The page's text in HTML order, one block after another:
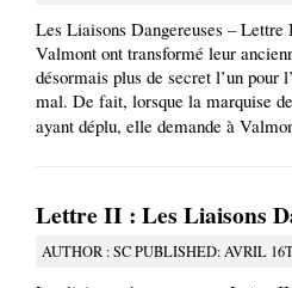
Les Liaisons Dangereuses –
Valmont ont transformé leur
désormais plus de secret l’un
mal. De fait, lorsque la marquise
ayant déplu, elle demande à
Lettre II : Les Liaisons
AUTHOR : SC PUBLISHED: AVRIL